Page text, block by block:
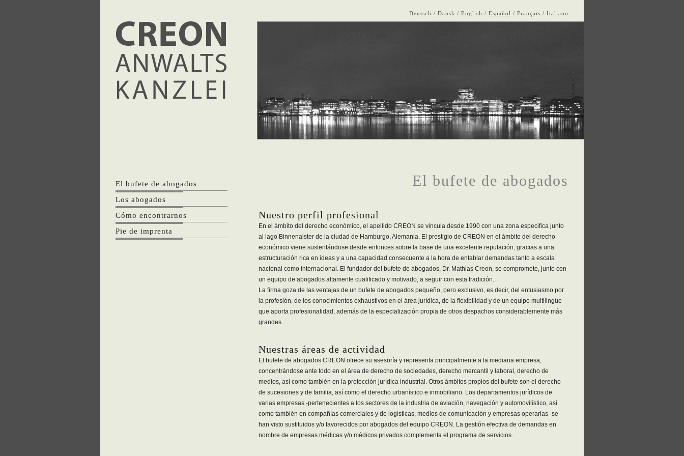
Deutsch Dansk English Español Français Italiano
El bufete de abogados
Los abogados
Cómo encontrarnos
Pie de imprenta
El bufete de abogados
Nuestro perfil profesional
En el ámbito del derecho económico, el apellido CREON se vincula desde 1990 con una zona especifica junto
al lago Binnenalster de la ciudad de Hamburgo, Alemania. El prestigio de CREON en el ámbito del derecho
económico viene sustentándose desde entonces sobre la base de una excelente reputación, gracias a una
estructuración rica en ideas y a una capacidad consecuente a la hora de entablar demandas tanto a escala
nacional como internacional. El fundador del bufete de abogados, Dr. Mathias Creon, se compromete, junto con
un equipo de abogados altamente cualificado y motivado, a seguir con esta tradición.
La firma goza de las ventajas de un bufete de abogados pequeño, pero exclusivo, es decir, del entusiasmo por
la profesión, de los conocimientos exhaustivos en el área jurídica, de la flexibilidad y de un equipo multilingüe
que aporta profesionalidad, además de la especialización propia de otros despachos considerablemente más
grandes.
Nuestras áreas de actividad
El bufete de abogados CREON ofrece su asesoría y representa principalmente a la mediana empresa,
concentrándose ante todo en el área de derecho de sociedades, derecho mercantil y laboral, derecho de
medios, así como también en la protección jurídica industrial. Otros ámbitos propios del bufete son el derecho
de sucesiones y de familia, así como el derecho urbanístico e inmobiliario. Los departamentos jurídicos de
varias empresas -pertenecientes a los sectores de la industria de aviación, navegación y automovilístico, así
como también en compañías comerciales y de logísticas, medios de comunicación y empresas operarias- se
han visto sustituidos y/o favorecidos por abogados del equipo CREON. La gestión efectiva de demandas en
nombre de empresas médicas y/o médicos privados complementa el programa de servicios.